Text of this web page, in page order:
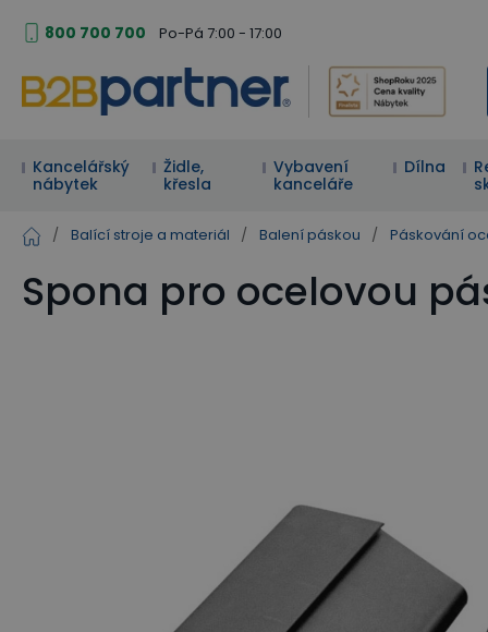
800 700 700 Po-Pá 7:00 - 17:00
Kancelářský
nábytek
Židle,
křesla
Vybavení
kanceláře
Dílna
/ Balící stroje a materiál / Balení páskou / Páskování
Spona pro ocelovou